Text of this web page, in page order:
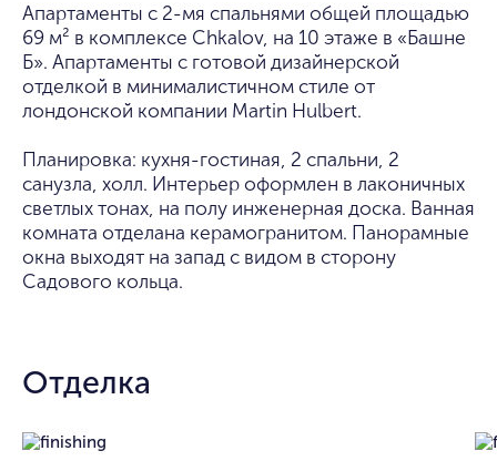
Апартаменты с 2-мя спальнями общей площадью
69 м² в комплексе Chkalov, на 10 этаже в «Башне
Б». Апартаменты с готовой дизайнерской
отделкой в минималистичном стиле от
лондонской компании Martin Hulbert.
Планировка: кухня-гостиная, 2 спальни, 2
санузла, холл. Интерьер оформлен в лаконичных
светлых тонах, на полу инженерная доска. Ванная
комната отделана керамогранитом. Панорамные
окна выходят на запад с видом в сторону
Садового кольца.
Отделка